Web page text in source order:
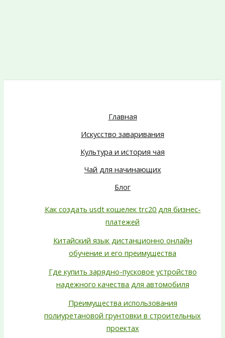
Главная
Искусство заваривания
Культура и история чая
Чай для начинающих
Блог
Как создать usdt кошелек trc20 для бизнес-
платежей
Китайский язык дистанционно онлайн
обучение и его преимущества
Где купить зарядно-пусковое устройство
надежного качества для автомобиля
Преимущества использования
полиуретановой грунтовки в строительных
проектах